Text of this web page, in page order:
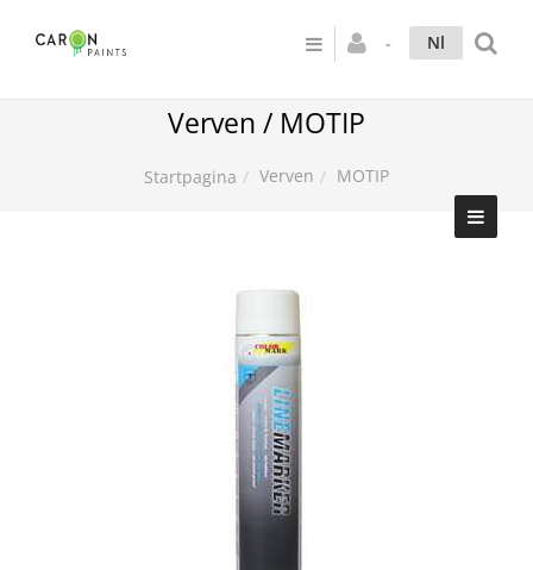
Nl
Verven / MOTIP
Startpagina Verven MOTIP